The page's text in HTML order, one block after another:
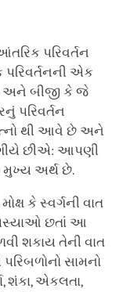
પરિવર્તન
પરિવર્તનની એક
અને બીજી કે જે
પરિવર્તન
થી આવે છે અને
છીએ: આપણી
અર્થ છે.
કે સ્વર્ગની વાત
છતાં આ
શકાય તેની વાત
સામનો
શંકા, એકલતા,